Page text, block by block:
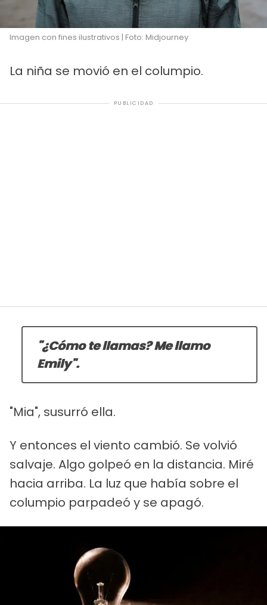
Imagen con fines ilustrativos | Foto: Midjourney
La niña se movió en el columpio.
PUBLICIDAD
"¿Cómo te llamas? Me llamo
Emily".
"Mia", susurró ella.
Y entonces el viento cambió. Se volvió
salvaje. Algo golpeó en la distancia. Miré
hacia arriba. La luz que había sobre el
columpio parpadeó y se apagó.